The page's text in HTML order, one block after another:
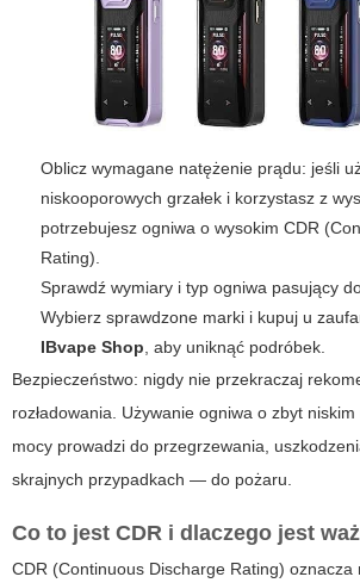
Oblicz wymagane natężenie prądu: jeśli
niskooporowych grzałek i korzystasz z
potrzebujesz ogniwa o wysokim CDR
Rating).
Sprawdź wymiary i typ ogniwa pasujący
Wybierz sprawdzone marki i kupuj u
IBvape Shop, aby uniknąć podróbek.
Bezpieczeństwo: nigdy nie przekraczaj
rozładowania. Używanie ogniwa o zbyt
mocy prowadzi do przegrzewania,
skrajnych przypadkach — do pożaru.
Co to jest CDR i dlaczego jest
CDR (Continuous Discharge Rating) oznacza